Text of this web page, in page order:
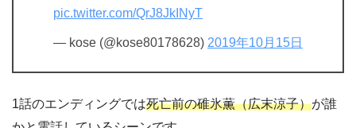
pic.twitter.com/QrJ8JkINyT
— kose (@kose80178628) 2019年10月15日
1話のエンディングでは死亡前の碓氷薫（広末涼子）が誰